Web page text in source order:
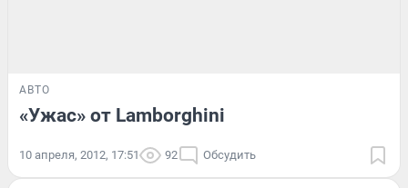
АВТО
«Ужас» от Lamborghini
10 апреля, 2012, 17:51 92 Обсудить